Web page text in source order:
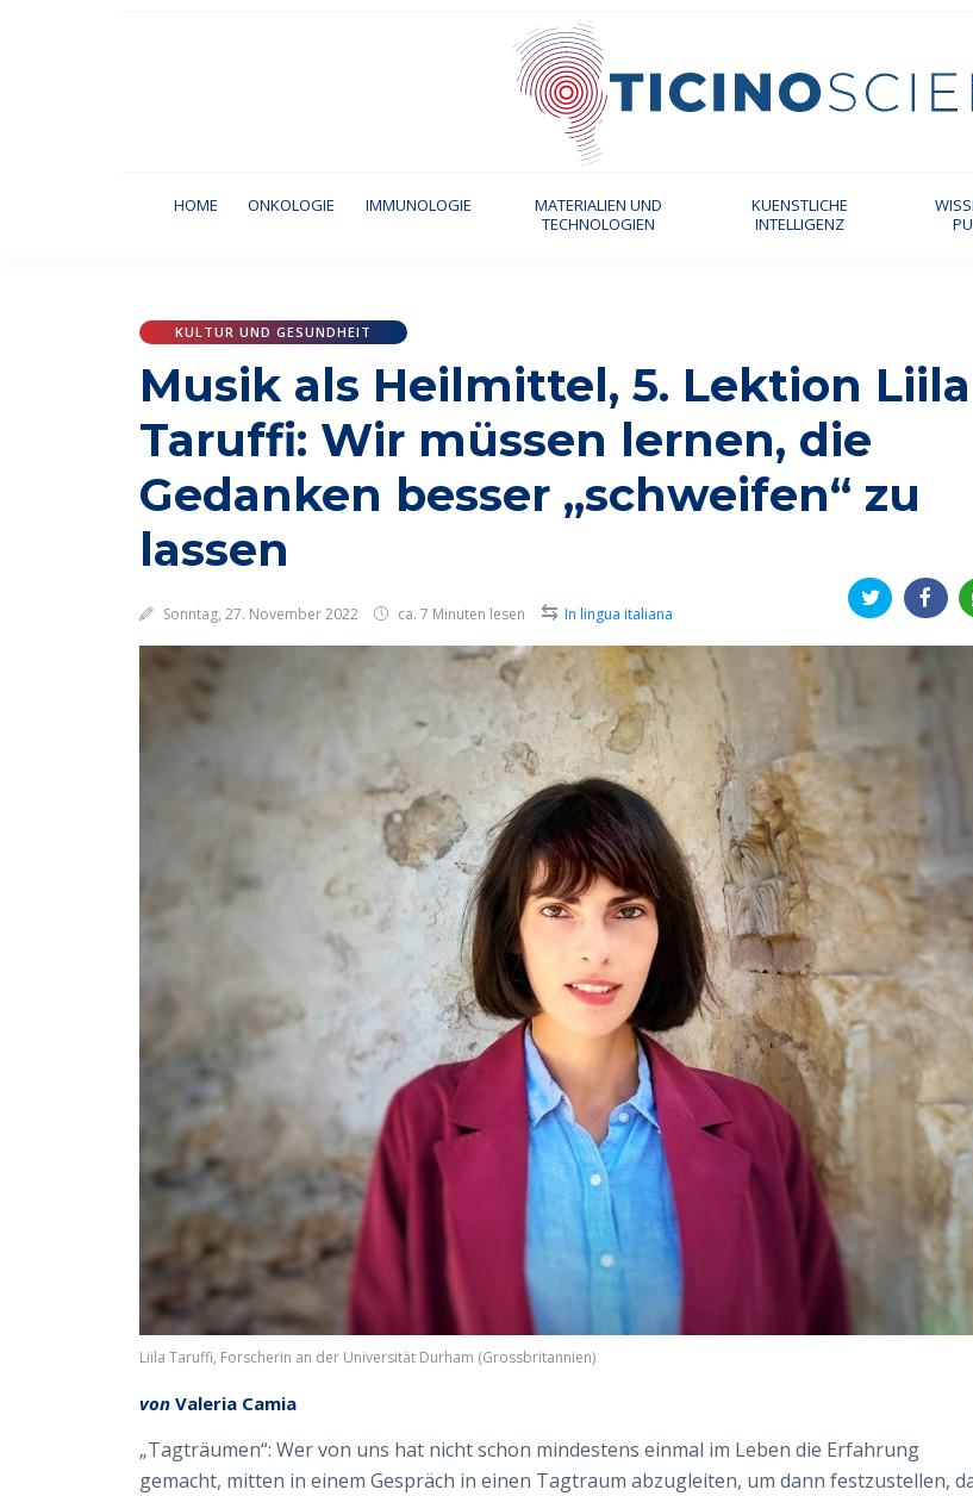
HOME(CURRENT)
ONKOLOGIE IMMUNOLOGIE
MATERIALIEN UND
TECHNOLOGIEN
KUENSTLICHE
INTELLIGENZ
KULTUR UND GESUNDHEIT
Musik als Heilmittel, 5. Lektion Liila
Taruffi: Wir müssen lernen, die
Gedanken besser „schweifen“ zu
lassen
Sonntag, 27. November 2022 ca. 7 Minuten lesen ⇆ In lingua italiana
Liila Taruffi, Forscherin an der Universität Durham (Grossbritannien)
von Valeria Camia
„Tagträumen“: Wer von uns hat nicht schon mindestens einmal im Leben die Erfahrung
gemacht, mitten in einem Gespräch in einen Tagtraum abzugleiten, um dann festzustellen,